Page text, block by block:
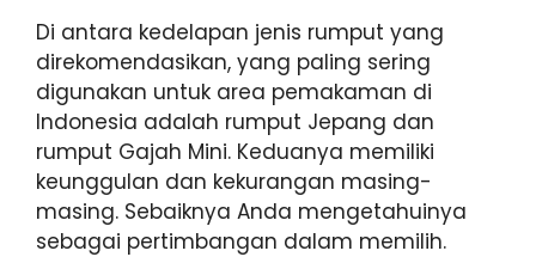
Di antara kedelapan jenis rumput yang
direkomendasikan, yang paling sering
digunakan untuk area pemakaman di
Indonesia adalah rumput Jepang dan
rumput Gajah Mini. Keduanya memiliki
keunggulan dan kekurangan masing-
masing. Sebaiknya Anda mengetahuinya
sebagai pertimbangan dalam memilih.